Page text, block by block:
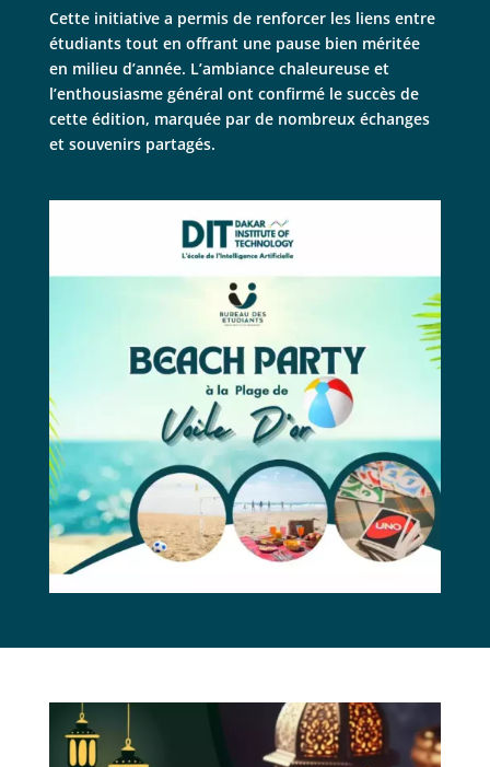
Cette initiative a permis de renforcer les liens entre
étudiants tout en offrant une pause bien méritée
en milieu d’année. L’ambiance chaleureuse et
l’enthousiasme général ont confirmé le succès de
cette édition, marquée par de nombreux échanges
et souvenirs partagés.